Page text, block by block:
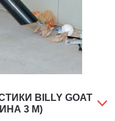
BILLY GOAT
3 М)